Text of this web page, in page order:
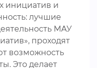
инициатив и
лучшие
МАУ
проходят
возможность
Это делает